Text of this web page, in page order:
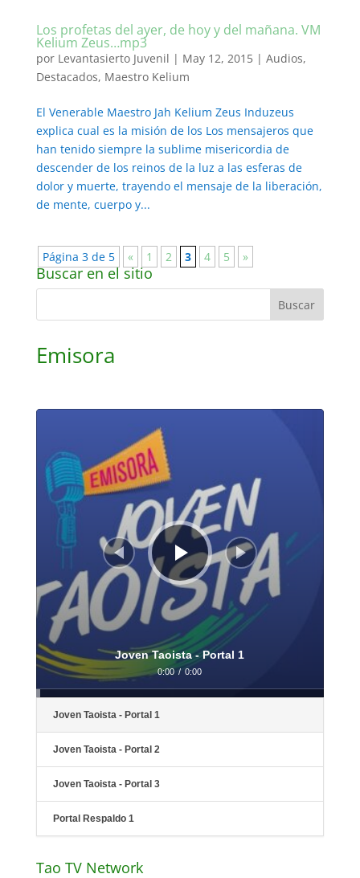
Los profetas del ayer, de hoy y del mañana. VM
Kelium Zeus…mp3
por Levantasierto Juvenil | May 12, 2015| Audios,
Destacados, Maestro Kelium
El Venerable Maestro Jah Kelium Zeus Induzeus
explica cual es la misión de los Los mensajeros que
han tenido siempre la sublime misericordia de
descender de los reinos de la luz a las esferas de
dolor y muerte, trayendo el mensaje de la liberación,
de mente, cuerpo y...
Página 3 de 5 « 1 2 3 4 5 »
Buscar en el sitio
Emisora
Reproductor
Joven Taoista - Portal 1
0:00 / 0:00
Joven Taoista - Portal 1
Joven Taoista - Portal 2
Joven Taoista - Portal 3
Portal Respaldo 1
Tao TV Network